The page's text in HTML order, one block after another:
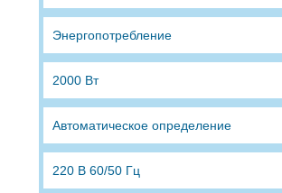
Энергопотребление
2000 Вт
Автоматическое определение
220 B 60/50 Гц